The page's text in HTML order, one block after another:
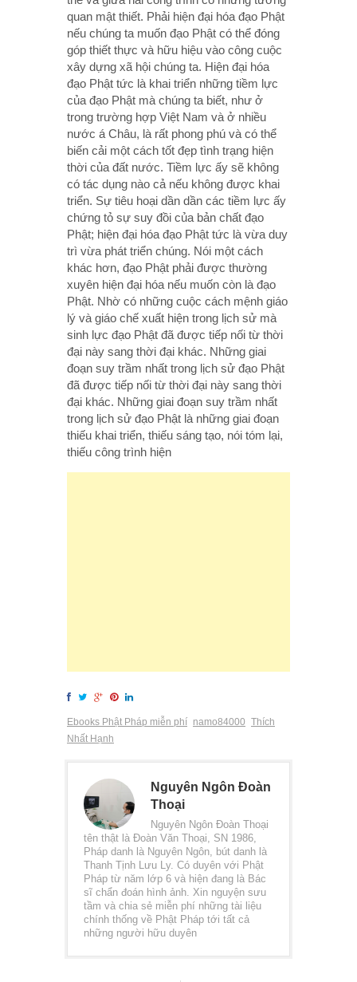
quan mật thiết. Phải hiện đại hóa đạo Phật
nếu chúng ta muốn đạo Phật có thể đóng
góp thiết thực và hữu hiệu vào công cuộc
xây dựng xã hội chúng ta. Hiện đại hóa
đạo Phật tức là khai triển những tiềm lực
của đạo Phật mà chúng ta biết, như ở
trong trường hợp Việt Nam và ở nhiều
nước á Châu, là rất phong phú và có thể
biến cải một cách tốt đẹp tình trạng hiện
thời của đất nước. Tiềm lực ấy sẽ không
có tác dụng nào cả nếu không được khai
triển. Sự tiêu hoại dần dần các tiềm lực ấy
chứng tỏ sự suy đồi của bản chất đạo
Phật; hiện đại hóa đạo Phật tức là vừa duy
trì vừa phát triển chúng. Nói một cách
khác hơn, đạo Phật phải được thường
xuyên hiện đại hóa nếu muốn còn là đạo
Phật. Nhờ có những cuộc cách mệnh giáo
lý và giáo chế xuất hiện trong lịch sử mà
sinh lực đạo Phật đã được tiếp nối từ thời
đại này sang thời đại khác. Những giai
đoạn suy trầm nhất trong lịch sử đạo Phật
đã được tiếp nối từ thời đại này sang thời
đại khác. Những giai đoạn suy trầm nhất
trong lịch sử đạo Phật là những giai đoạn
thiếu khai triển, thiếu sáng tạo, nói tóm lại,
thiếu công trình hiện
Ebooks Phật Pháp miễn phí namo84000 Thích
Nhất Hạnh
Nguyên Ngôn Đoàn
Thoại
Nguyên Ngôn Đoàn Thoại
tên thật là Đoàn Văn Thoại, SN 1986,
Pháp danh là Nguyên Ngôn, bút danh là
Thanh Tịnh Lưu Ly. Có duyên với Phật
Pháp từ năm lớp 6 và hiện đang là Bác
sĩ chẩn đoán hình ảnh. Xin nguyện sưu
tầm và chia sẻ miễn phí những tài liệu
chính thống về Phật Pháp tới tất cả
những người hữu duyên